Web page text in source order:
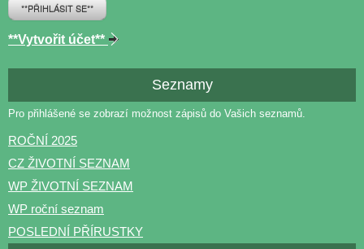
**PŘIHLÁSIT SE**
**Vytvořit účet**
Seznamy
Pro přihlášené se zobrazí možnost zápisů do Vašich seznamů.
ROČNÍ 2025
CZ ŽIVOTNÍ SEZNAM
WP ŽIVOTNÍ SEZNAM
WP roční seznam
POSLEDNÍ PŘÍRUSTKY